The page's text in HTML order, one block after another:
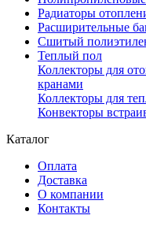
Радиаторы
Расширительные
Сшитый
Теплый пол
Коллекторы для
кранами
Коллекторы для
Конвекторы
Каталог
Оплата
Доставка
О компании
Контакты